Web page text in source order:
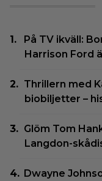
På TV ikväll:
Harrison Ford
Thrillern med
biobiljetter –
Glöm Tom
Langdon-
Dwayne